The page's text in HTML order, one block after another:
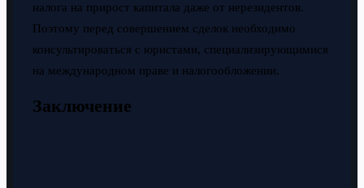
налога на прирост капитала даже от нерезидентов.
Поэтому перед совершением сделок необходимо
консультироваться с юристами, специализирующимися
на международном праве и налогообложении.
Заключение